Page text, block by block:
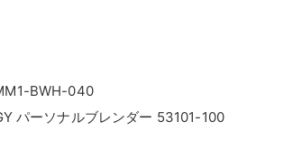
BWH-040
パーソナルブレンダー 53101-100